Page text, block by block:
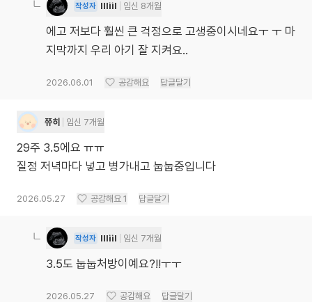
작성자 llliil 임신 8개월
에고 저보다 훨씬 큰 걱정으로 고생중이시네요ㅜ ㅜ 마
지막까지 우리 아기 잘 지켜요..
2026.06.01 공감해요 답글달기
쮸히 임신 7개월
29주 3.5에요 ㅠㅠ
질정 저녁마다 넣고 병가내고 눕눕중입니다
2026.05.27 공감해요 1 답글달기
작성자 llliil 임신 7개월
3.5도 눕눕처방이예요?!!ㅜㅜ
2026.05.27 공감해요 답글달기